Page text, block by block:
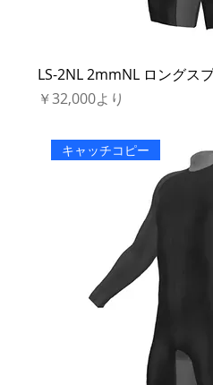
LS-2NL 2mmNL ロングス
￥32,000より
セール価格
キャッチコピー